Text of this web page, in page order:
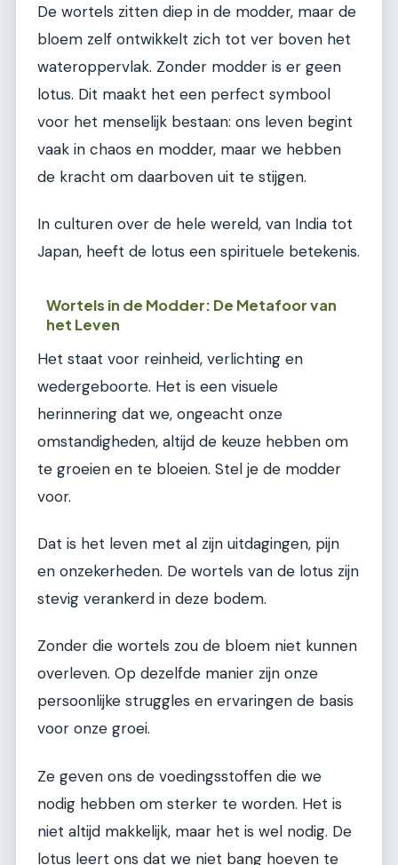
De wortels zitten diep in de modder, maar de
bloem zelf ontwikkelt zich tot ver boven het
wateroppervlak. Zonder modder is er geen
lotus. Dit maakt het een perfect symbool
voor het menselijk bestaan: ons leven begint
vaak in chaos en modder, maar we hebben
de kracht om daarboven uit te stijgen.
In culturen over de hele wereld, van India tot
Japan, heeft de lotus een spirituele betekenis.
Wortels in de Modder: De Metafoor van
het Leven
Het staat voor reinheid, verlichting en
wedergeboorte. Het is een visuele
herinnering dat we, ongeacht onze
omstandigheden, altijd de keuze hebben om
te groeien en te bloeien. Stel je de modder
voor.
Dat is het leven met al zijn uitdagingen, pijn
en onzekerheden. De wortels van de lotus zijn
stevig verankerd in deze bodem.
Zonder die wortels zou de bloem niet kunnen
overleven. Op dezelfde manier zijn onze
persoonlijke struggles en ervaringen de basis
voor onze groei.
Ze geven ons de voedingsstoffen die we
nodig hebben om sterker te worden. Het is
niet altijd makkelijk, maar het is wel nodig. De
lotus leert ons dat we niet bang hoeven te